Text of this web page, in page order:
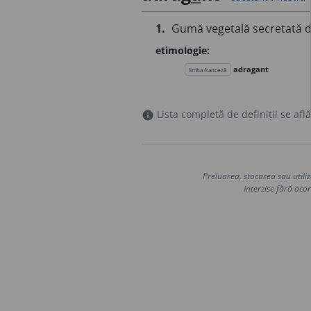
1. Gumă vegetală secretată
etimologie:
limba franceză adragant
info Lista completă de definiții se
Preluarea, stocarea sau
interzise fără